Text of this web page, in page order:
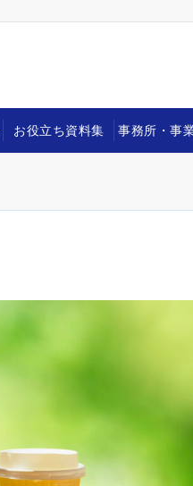
お役立ち資料集 事務所・事